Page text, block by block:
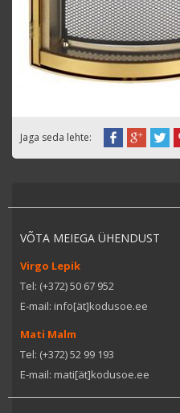
Jaga seda lehte:
VÕTA MEIEGA ÜHENDUST
Virgo Lepik
Tel: (+372) 50 67 952
E-mail: info[ät]kodusoe.ee
Mati Malm
Tel: (+372) 52 99 193
E-mail: mati[ät]kodusoe.ee